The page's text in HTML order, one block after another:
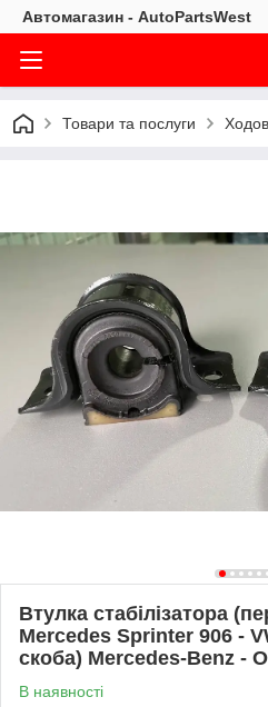
Автомагазин - AutoPartsWest
Товари та послуги
Втулка стабілізатора
Mercedes Sprinter 906 -
скоба) Mercedes-Benz -
В наявності